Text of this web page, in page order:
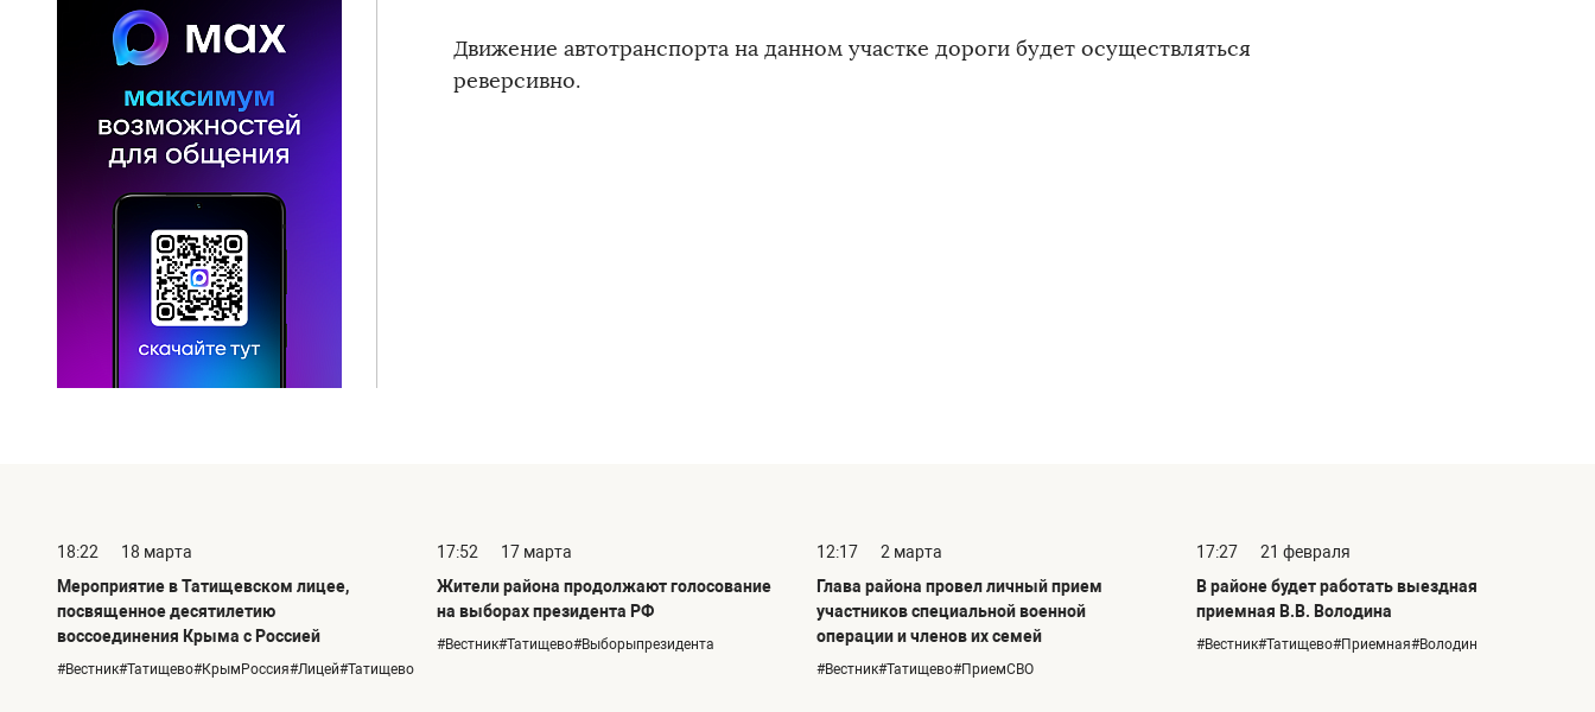
Движение автотранспорта на данном участке дороги будет осуществляться
реверсивно.
18:22
18 марта
Мероприятие в Татищевском лицее,
посвященное десятилетию
воссоединения Крыма с Россией
#Вестник#Татищево#КрымРоссия#Лицей#Татищево
17:52
17 марта
Жители района продолжают голосование
на выборах президента РФ
#Вестник#Татищево#Выборыпрезидента
12:17
2 марта
Глава района провел личный прием
участников специальной военной
операции и членов их семей
#Вестник#Татищево#ПриемСВО
17:27
21 февраля
В районе будет работать выездная
приемная В.В. Володина
#Вестник#Татищево#Приемная#Володин